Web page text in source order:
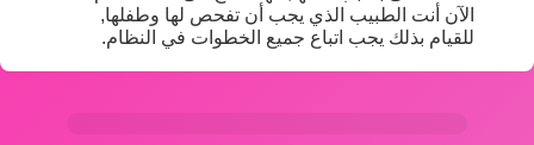
الآن أنت الطبيب الذي يجب أن تفحص لها وطفلها,
للقيام بذلك يجب اتباع جميع الخطوات في النظام.